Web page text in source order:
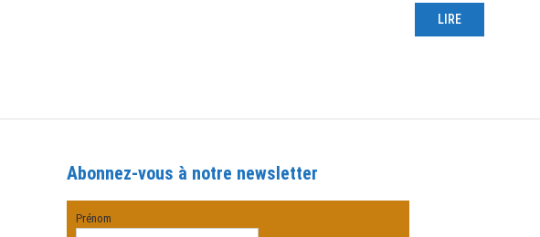
LIRE
Abonnez-vous à notre newsletter
Prénom